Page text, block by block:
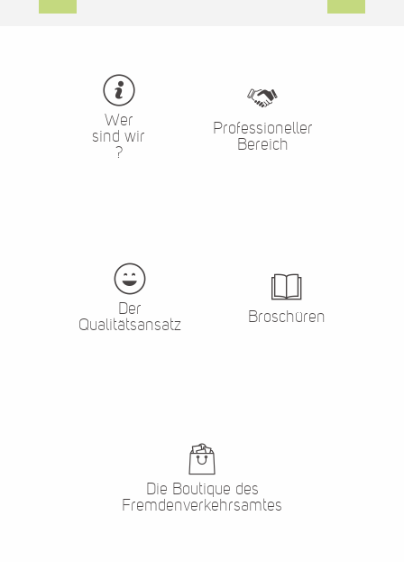
Wer
sind wir
?
Professioneller
Bereich
Der
Qualitätsansatz
Broschüren
Die Boutique des
Fremdenverkehrsamtes